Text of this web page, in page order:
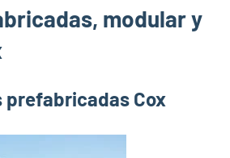
modular y
prefabricadas Cox